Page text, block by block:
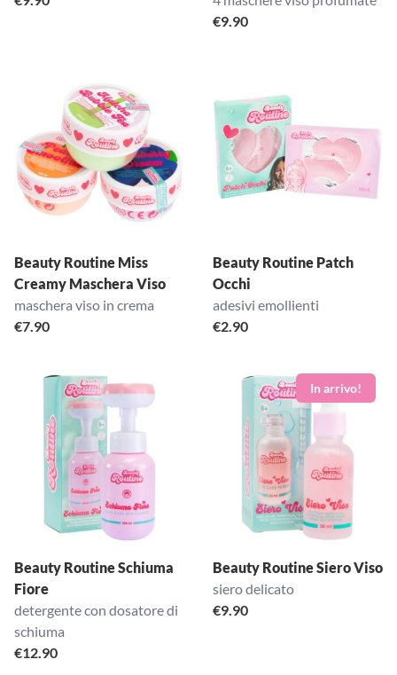
€9.90
Beauty Routine Miss
Creamy Maschera Viso
maschera viso in crema
€7.90
Beauty Routine Patch
Occhi
adesivi emollienti
€2.90
Beauty Routine Schiuma
Fiore
detergente con dosatore di
schiuma
€12.90
Beauty Routine Siero Viso
siero delicato
€9.90